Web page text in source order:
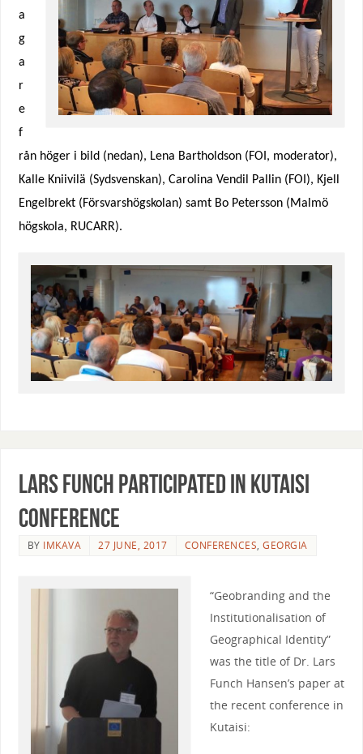
a
g
a
r
e
f
rån höger i bild (nedan), Lena Bartholdson (FOI, moderator),
Kalle Kniivilä (Sydsvenskan), Carolina Vendil Pallin (FOI), Kjell
Engelbrekt (Försvarshögskolan) samt Bo Petersson (Malmö
högskola, RUCARR).
Lars Funch participated in Kutaisi
conference
BY IMKAVA 27 JUNE, 2017 CONFERENCES,GEORGIA
“Geobranding and the
Institutionalisation of
Geographical Identity”
was the title of Dr. Lars
Funch Hansen’s paper at
the recent conference in
Kutaisi: